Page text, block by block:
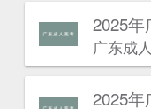
2025年